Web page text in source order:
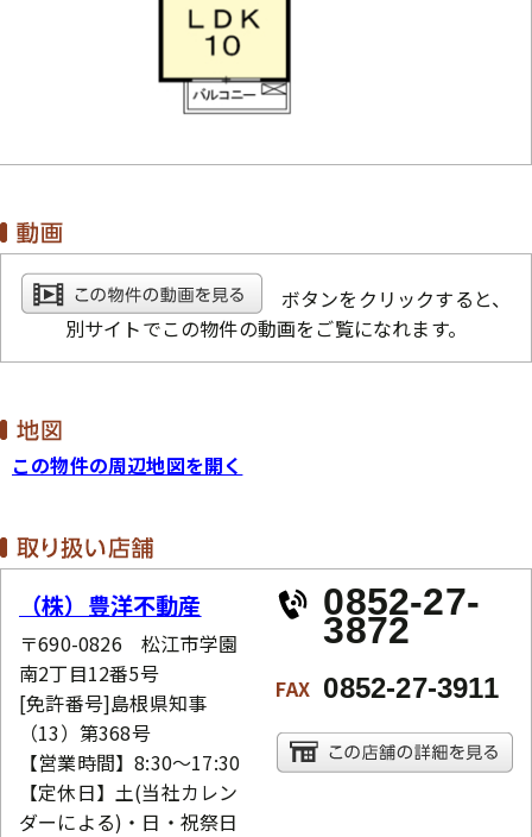
ボタンをクリックすると、
別サイトでこの物件の動画をご覧になれます。
この物件の周辺地図を開く
（株）豊洋不動産
〒690-0826 松江市学園
南2丁目12番5号
[免許番号]島根県知事
（13）第368号
【営業時間】8:30～17:30
【定休日】土(当社カレン
ダーによる)・日・祝祭日
0852-27-
3872
FAX 0852-27-3911